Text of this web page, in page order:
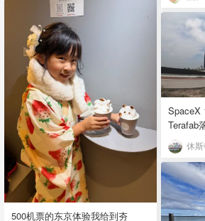
500机票的东京体验我给到夯
SpaceX
Terafab
休